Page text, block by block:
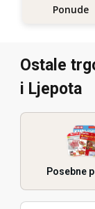
Ponude
Ostale
i Ljepota
Posebne